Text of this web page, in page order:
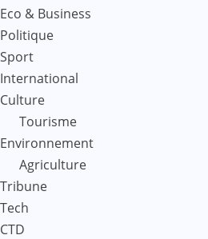
Eco & Business
Politique
Sport
International
Culture
Tourisme
Environnement
Agriculture
Tribune
Tech
CTD